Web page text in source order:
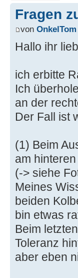
Fragen
von OnkelTom
Hallo ihr
ich erbitte
Ich
an der
Der Fall ist
(1) Beim
am
(-> siehe
Meines
beiden
bin etwas
Beim
Toleranz
aber eben